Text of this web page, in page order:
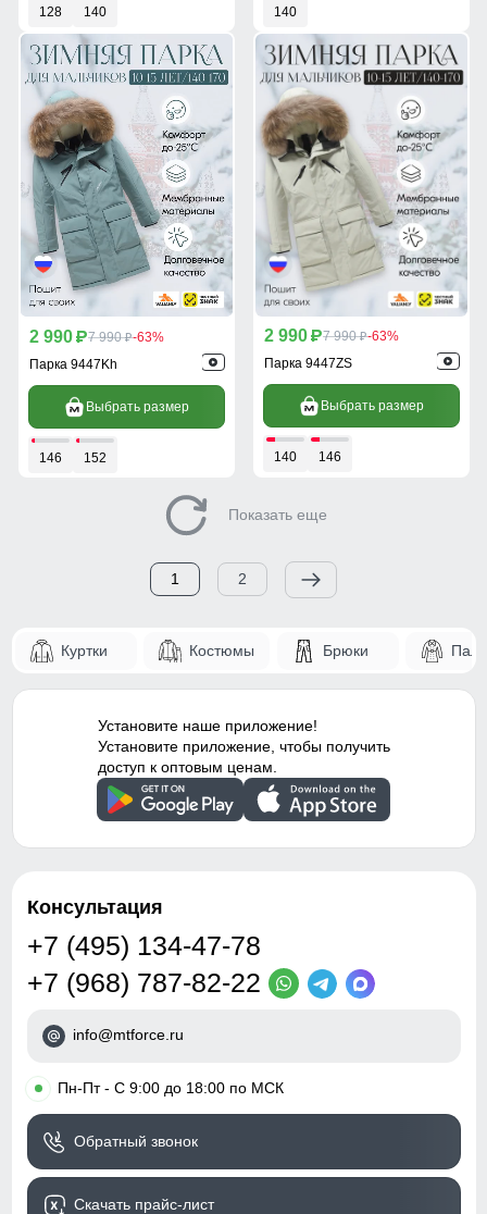
128 140 140
2 990 p7 990 p-63%
Парка 9447Kh
Выбрать размер
146 152
2 990 p7 990 p-63%
Парка 9447ZS
Выбрать размер
140 146
Показать еще
1 2
Куртки Костюмы Брюки
Установите наше приложение!
Установите приложение, чтобы получить
доступ к оптовым ценам.
Консультация
+7 (495) 134-47-78
+7 (968) 787-82-22
info@mtforce.ru
• Пн-Пт - С 9:00 до 18:00 по МСК
Обратный звонок
Скачать прайс-лист